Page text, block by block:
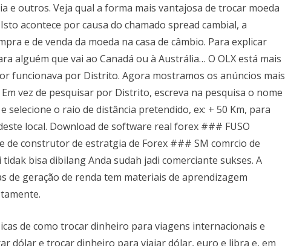
e outros. Veja qual a forma mais vantajosa de trocar moeda
acontece por causa do chamado spread cambial, a
e de venda da moeda na casa de câmbio. Para explicar
alguém que vai ao Canadá ou à Austrália… O OLX está mais
funcionava por Distrito. Agora mostramos os anúncios mais
vez de pesquisar por Distrito, escreva na pesquisa o nome
selecione o raio de distância pretendido, ex: + 50 Km, para
local. Download de software real forex ### FUSO
de construtor de estratgia de Forex ### SM comrcio de
bisa dibilang Anda sudah jadi comerciante sukses. A
de geração de renda tem materiais de aprendizagem
de como trocar dinheiro para viagens internacionais e
dólar e trocar dinheiro para viajar dólar, euro e libra e, em